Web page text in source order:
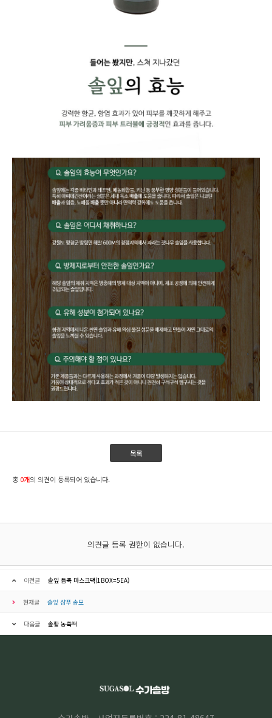
목록
총 0개의 의견이 등록되어 있습니다.
의견글 등록 권한이 없습니다.
이전글 솔잎 듬뿍 마스크팩(1BOX=5EA)
현재글 솔잎 샴푸 송모
다음글 솔황 농축액